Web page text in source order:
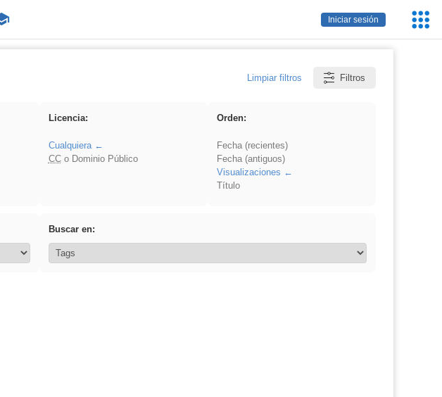
Iniciar sesión
Limpiar filtros Filtros
Licencia:
Cualquiera
CCo Dominio Público
Orden:
Fecha (recientes)
Fecha (antiguos)
Visualizaciones
Título
Buscar en: